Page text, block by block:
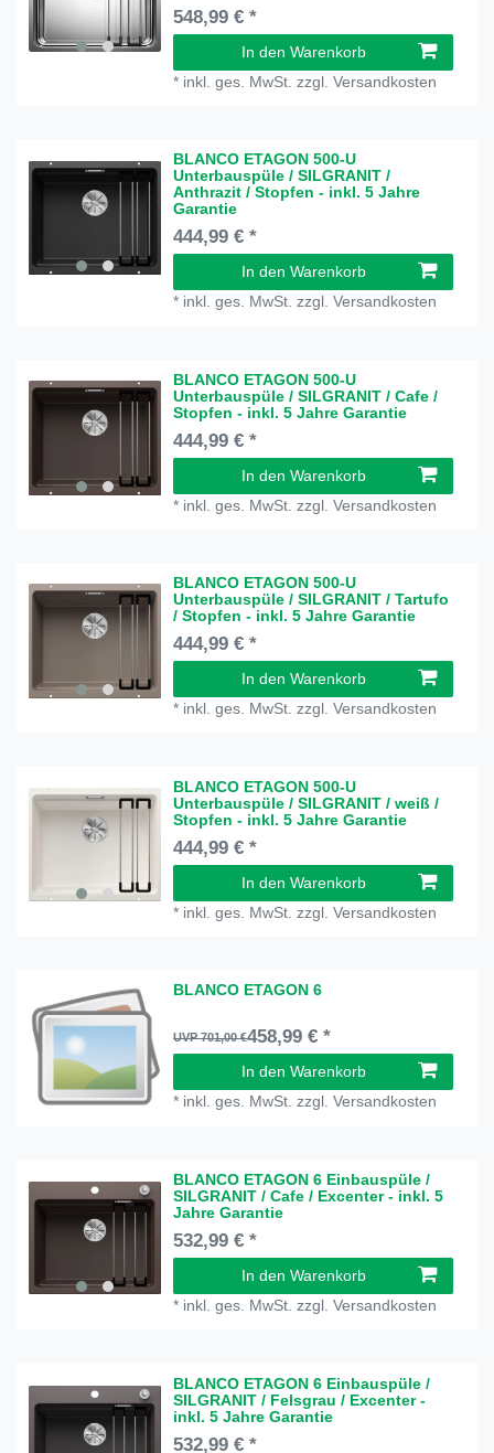
548,99 € *
In den Warenkorb
* inkl. ges. MwSt. zzgl.Versandkosten
BLANCO ETAGON 500-U
Unterbauspüle / SILGRANIT /
Anthrazit / Stopfen - inkl. 5 Jahre
Garantie
444,99 € *
In den Warenkorb
* inkl. ges. MwSt. zzgl.Versandkosten
BLANCO ETAGON 500-U
Unterbauspüle / SILGRANIT / Cafe /
Stopfen - inkl. 5 Jahre Garantie
444,99 € *
In den Warenkorb
* inkl. ges. MwSt. zzgl.Versandkosten
BLANCO ETAGON 500-U
Unterbauspüle / SILGRANIT / Tartufo
/ Stopfen - inkl. 5 Jahre Garantie
444,99 € *
In den Warenkorb
* inkl. ges. MwSt. zzgl.Versandkosten
BLANCO ETAGON 500-U
Unterbauspüle / SILGRANIT / weiß /
Stopfen - inkl. 5 Jahre Garantie
444,99 € *
In den Warenkorb
* inkl. ges. MwSt. zzgl.Versandkosten
BLANCO ETAGON 6
UVP 701,00 €458,99 € *
In den Warenkorb
* inkl. ges. MwSt. zzgl.Versandkosten
BLANCO ETAGON 6 Einbauspüle /
SILGRANIT / Cafe / Excenter - inkl. 5
Jahre Garantie
532,99 € *
In den Warenkorb
* inkl. ges. MwSt. zzgl.Versandkosten
BLANCO ETAGON 6 Einbauspüle /
SILGRANIT / Felsgrau / Excenter -
inkl. 5 Jahre Garantie
532,99 € *